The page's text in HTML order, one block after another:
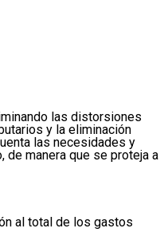
las distorsiones
y la eliminación
las necesidades y
manera que se proteja a
al total de los gastos